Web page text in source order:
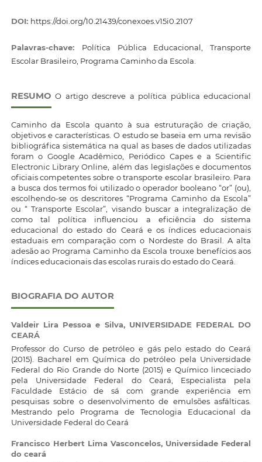
DOI: https://doi.org/10.21439/conexoes.v15i0.2107
Palavras-chave: Política Pública Educacional, Transporte
Escolar Brasileiro, Programa Caminho da Escola.
RESUMO O artigo descreve a política pública educacional
Caminho da Escola quanto à sua estruturação de criação,
objetivos e características. O estudo se baseia em uma revisão
bibliográfica sistemática na qual as bases de dados utilizadas
foram o Google Acadêmico, Periódico Capes e a Scientific
Electronic Library Online, além das legislações e documentos
oficiais competentes sobre o transporte escolar brasileiro. Para
a busca dos termos foi utilizado o operador booleano “or” (ou),
escolhendo-se os descritores “Programa Caminho da Escola”
ou “ Transporte Escolar”, visando buscar a integralização de
como tal política influenciou a eficiência do sistema
educacional do estado do Ceará e os índices educacionais
estaduais em comparação com o Nordeste do Brasil. A alta
adesão ao Programa Caminho da Escola trouxe benefícios aos
índices educacionais das escolas rurais do estado do Ceará.
BIOGRAFIA DO AUTOR
Valdeir Lira Pessoa e Silva, UNIVERSIDADE FEDERAL DO
CEARÁ
Professor do Curso de petróleo e gás pelo estado do Ceará
(2015). Bacharel em Química do petróleo pela Universidade
Federal do Rio Grande do Norte (2015) e Químico linceciado
pela Universidade Federal do Ceará, Especialista pela
Faculdade Estácio de sá com grande experiência em
pesquisas sobre o desenvolvimento de emulsões asfálticas.
Mestrando pelo Programa de Tecnologia Educacional da
Universidade Federal do Ceará
Francisco Herbert Lima Vasconcelos, Universidade Federal
do ceará